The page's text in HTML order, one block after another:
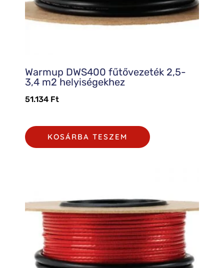
Warmup DWS400 fűtővezeték 2,5-
3,4 m2 helyiségekhez
51.134 Ft
KOSÁRBA TESZEM